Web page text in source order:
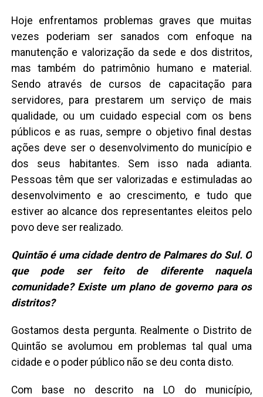
Hoje enfrentamos problemas graves que muitas
vezes poderiam ser sanados com enfoque na
manutenção e valorização da sede e dos distritos,
mas também do patrimônio humano e material.
Sendo através de cursos de capacitação para
servidores, para prestarem um serviço de mais
qualidade, ou um cuidado especial com os bens
públicos e as ruas, sempre o objetivo final destas
ações deve ser o desenvolvimento do município e
dos seus habitantes. Sem isso nada adianta.
Pessoas têm que ser valorizadas e estimuladas ao
desenvolvimento e ao crescimento, e tudo que
estiver ao alcance dos representantes eleitos pelo
povo deve ser realizado.
Quintão é uma cidade dentro de Palmares do Sul. O
que pode ser feito de diferente naquela
comunidade? Existe um plano de governo para os
distritos?
Gostamos desta pergunta. Realmente o Distrito de
Quintão se avolumou em problemas tal qual uma
cidade e o poder público não se deu conta disto.
Com base no descrito na LO do município,